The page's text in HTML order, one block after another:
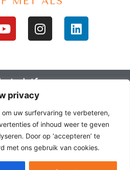
privacy
uw surfervaring te verbeteren,
of inhoud weer te geven
Door op ‘accepteren’ te
met ons gebruik van cookies.
platform voor mensen
ALS lotgenoten.
doel om ALS lotgenoten
te brengen, het
en nieuws over ALS en
te delen.